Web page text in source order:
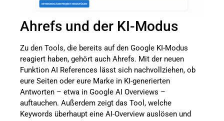
Ahrefs und der KI-Modus
Zu den Tools, die bereits auf den Google KI-Modus
reagiert haben, gehört auch Ahrefs. Mit der neuen
Funktion AI References lässt sich nachvollziehen, ob
eure Seiten oder eure Marke in KI-generierten
Antworten – etwa in Google AI Overviews –
auftauchen. Außerdem zeigt das Tool, welche
Keywords überhaupt eine AI-Overview auslösen und